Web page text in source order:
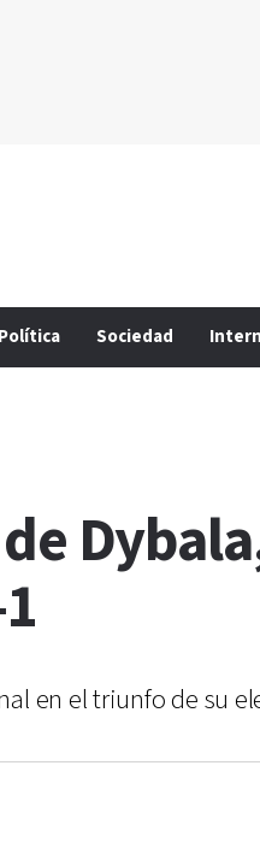
Política Sociedad
en el triunfo de su